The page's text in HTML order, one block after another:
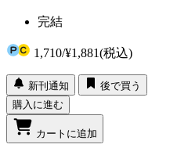
完結
1,710/¥1,881(税込)
新刊通知
後で買う
購入に進む
カートに追加